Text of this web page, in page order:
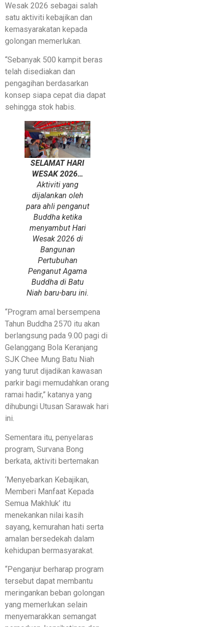
Wesak 2026 sebagai salah
satu aktiviti kebajikan dan
kemasyarakatan kepada
golongan memerlukan.
“Sebanyak 500 kampit beras
telah disediakan dan
pengagihan berdasarkan
konsep siapa cepat dia dapat
sehingga stok habis.
SELAMAT HARI
WESAK 2026…
Aktiviti yang
dijalankan oleh
para ahli penganut
Buddha ketika
menyambut Hari
Wesak 2026 di
Bangunan
Pertubuhan
Penganut Agama
Buddha di Batu
Niah baru-baru ini.
“Program amal bersempena
Tahun Buddha 2570 itu akan
berlangsung pada 9.00 pagi di
Gelanggang Bola Keranjang
SJK Chee Mung Batu Niah
yang turut dijadikan kawasan
parkir bagi memudahkan orang
ramai hadir,” katanya yang
dihubungi Utusan Sarawak hari
ini.
Sementara itu, penyelaras
program, Survana Bong
berkata, aktiviti bertemakan
‘Menyebarkan Kebajikan,
Memberi Manfaat Kepada
Semua Makhluk’ itu
menekankan nilai kasih
sayang, kemurahan hati serta
amalan bersedekah dalam
kehidupan bermasyarakat.
“Penganjur berharap program
tersebut dapat membantu
meringankan beban golongan
yang memerlukan selain
menyemarakkan semangat